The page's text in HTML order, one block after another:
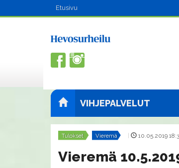
Etusivu
VIHJEPALVELUT
Tulokset Vieremä 10.05.2019
Vieremä